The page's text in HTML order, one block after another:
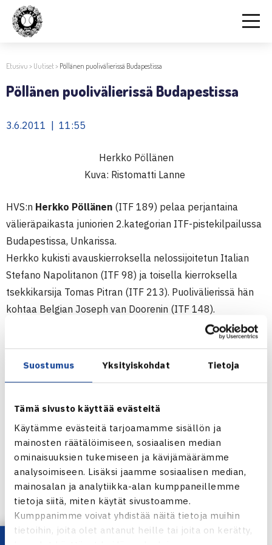
Suostumus Yksityiskohdat Tietoja
Tämä sivusto käyttää evästeitä
Käytämme evästeitä tarjoamamme sisällön ja
mainosten räätälöimiseen, sosiaalisen median
ominaisuuksien tukemiseen ja kävijämäärämme
analysoimiseen. Lisäksi jaamme sosiaalisen median,
mainosalan ja analytiikka-alan kumppaneillemme
tietoja siitä, miten käytät sivustoamme.
Kumppanimme voivat yhdistää näitä tietoja muihin
tietoihin, joita olet antanut heille tai joita on kerätty,
Etusivu > Uutiset> Pöllänen puolivälierissä Budapestissa
Pöllänen puolivälierissä Budapestissa
3.6.2011 | 11:55
Herkko Pöllänen
Kuva: Ristomatti Lanne
HVS:n Herkko Pöllänen (ITF 189) pelaa perjantaina
välieräpaikasta juniorien 2.kategorian ITF-pistekilpailussa
Budapestissa, Unkarissa.
Herkko kukisti avauskierroksella nelossijoitetun Italian
Stefano Napolitanon (ITF 98) ja toisella kierroksella
tsekkikarsija Tomas Pitran (ITF 213). Puolivälierissä hän
kohtaa Belgian Joseph van Doorenin (ITF 148).
1.-5.6.2011 Budapest, Unkari
(4.) 61 57 64
2.kierrosta: Pöllänen – Tomas Pitra Tsekki (karsija) 76(6)
75
Budapestin juniorien ITF-pistekilpailu verkossa